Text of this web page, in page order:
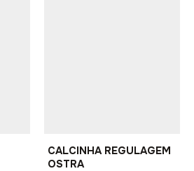
CALCINHA REGULAGEM
OSTRA